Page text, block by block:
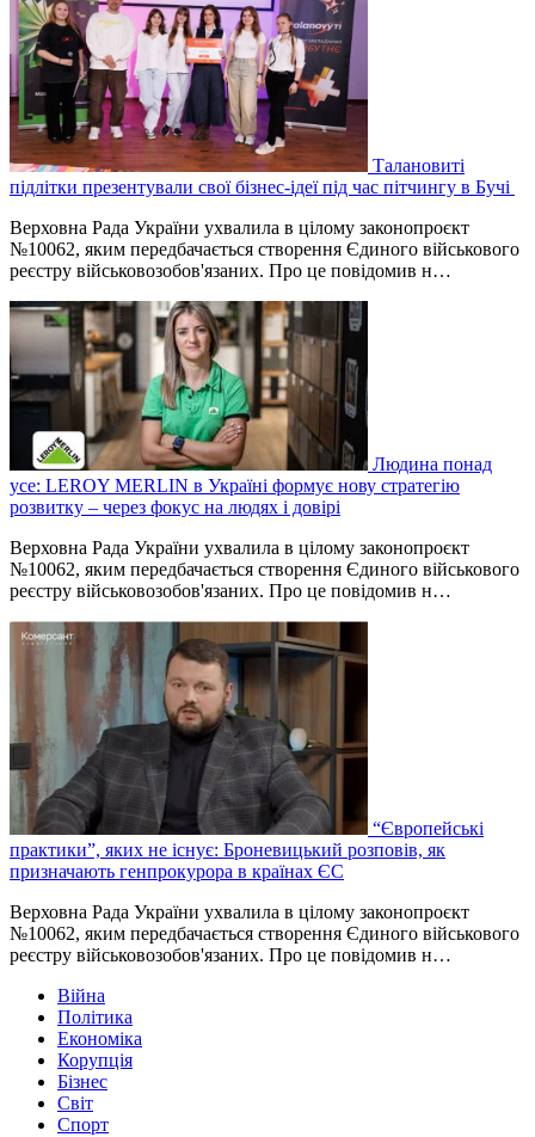
Талановиті
підлітки презентували свої бізнес-ідеї під час пітчингу в Бучі
Верховна Рада України ухвалила в цілому законопроєкт
№10062, яким передбачається створення Єдиного військового
реєстру військовозобов'язаних. Про це повідомив н…
Людина понад
усе: LEROY MERLIN в Україні формує нову стратегію
розвитку – через фокус на людях і довірі
Верховна Рада України ухвалила в цілому законопроєкт
№10062, яким передбачається створення Єдиного військового
реєстру військовозобов'язаних. Про це повідомив н…
“Європейські
практики”, яких не існує: Броневицький розповів, як
призначають генпрокурора в країнах ЄС
Верховна Рада України ухвалила в цілому законопроєкт
№10062, яким передбачається створення Єдиного військового
реєстру військовозобов'язаних. Про це повідомив н…
Війна
Політика
Економіка
Корупція
Бізнес
Світ
Спорт